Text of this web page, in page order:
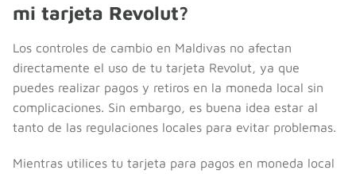
mi tarjeta Revolut?
Los controles de cambio en Maldivas no afectan
directamente el uso de tu tarjeta Revolut, ya que
puedes realizar pagos y retiros en la moneda local sin
complicaciones. Sin embargo, es buena idea estar al
tanto de las regulaciones locales para evitar problemas.
Mientras utilices tu tarjeta para pagos en moneda local